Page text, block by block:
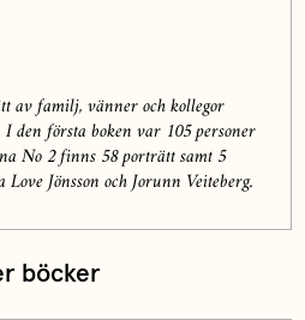
av familj, vänner och kollegor
den första boken var 105 personer
No 2 finns 58 porträtt samt 5
Jönsson och Jorunn Veiteberg.
böcker